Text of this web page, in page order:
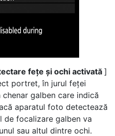
fețe și ochi activată]
portret, în jurul feței
galben care indică
aparatul foto detectează
de focalizare galben va
sau altul dintre ochi.